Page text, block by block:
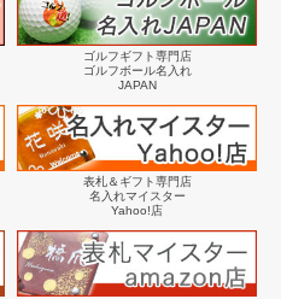
ゴルフギフト専門店
ゴルフボール名入れ
JAPAN
表札＆ギフト専門店
名入れマイスター
Yahoo!店